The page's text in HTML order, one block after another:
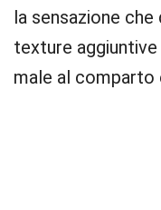
la sensazione
texture
male al comparto